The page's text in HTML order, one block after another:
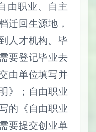
由职业、自主
迁回生源地，
人才机构。毕
要登记毕业去
由单位填写并
》；自由职业
的《自由职业
要提交创业单